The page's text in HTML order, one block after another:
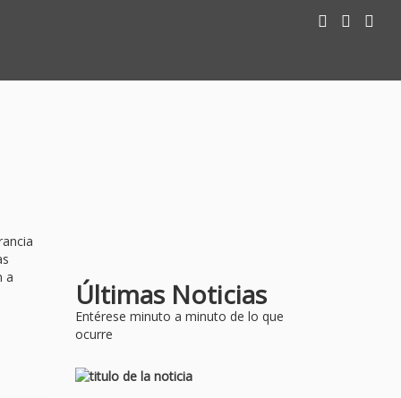
a
Últimas Noticias
Entérese minuto a minuto de lo que
ocurre